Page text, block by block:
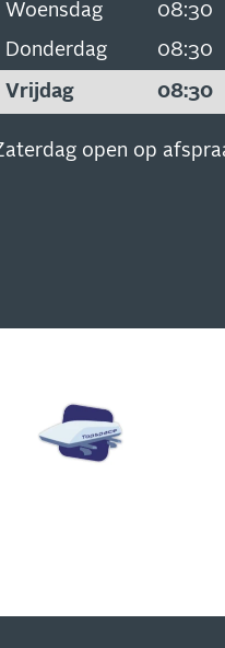
Woensdag
08:30
Donderdag
08:30
Vrijdag 08:30
open op